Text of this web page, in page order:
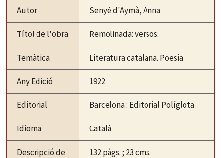
Autor Senyé d'Aymà, Anna
Títol de l'obra Remolinada: versos.
Temàtica Literatura catalana. Poesia
Any Edició 1922
Editorial Barcelona : Editorial Políglota
Idioma Català
Descripció de
132 pàgs. ; 23 cms.